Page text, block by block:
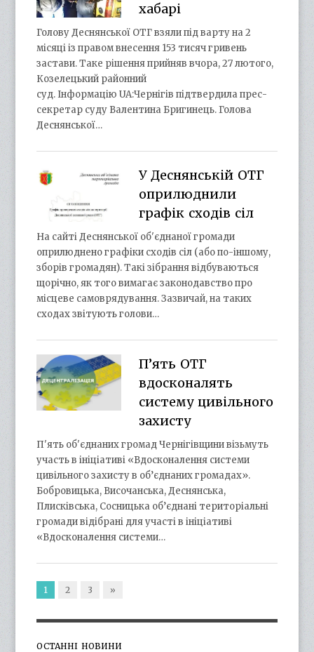
хабарі
Голову Деснянської ОТГ взяли під варту на 2
місяці із правом внесення 153 тисяч гривень
застави. Таке рішення прийняв вчора, 27 лютого,
Козелецький районний
суд. Інформацію UA:Чернігів підтвердила прес-
секретар суду Валентина Бригинець. Голова
Деснянської…
У Деснянській ОТГ
оприлюднили
графік сходів сіл
На сайті Деснянської об'єднаної громади
оприлюднено графіки сходів сіл (або по-іншому,
зборів громадян). Такі зібрання відбуваються
щорічно, як того вимагає законодавство про
місцеве самоврядування. Зазвичай, на таких
сходах звітують голови…
П’ять ОТГ
вдосконалять
систему цивільного
захисту
П'ять об'єднаних громад Чернігівщини візьмуть
участь в ініціативі «Вдосконалення системи
цивільного захисту в об’єднаних громадах».
Бобровицька, Височанська, Деснянська,
Плисківська, Сосницька об’єднані територіальні
громади відібрані для участі в ініціативі
«Вдосконалення системи…
1 2 3 »
ОСТАННІ НОВИНИ